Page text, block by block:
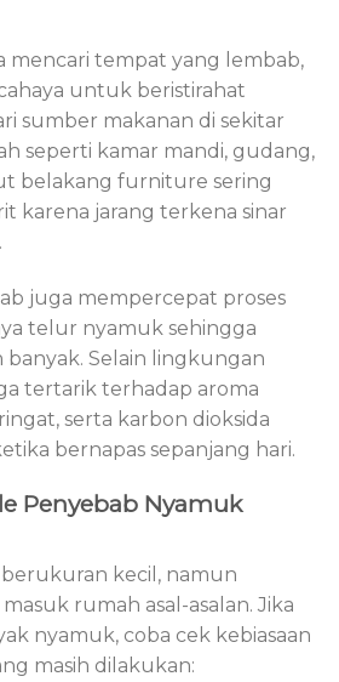
mencari tempat yang lembab,
untuk beristirahat
sumber makanan di sekitar
seperti kamar mandi, gudang,
belakang furniture sering
karena jarang terkena sinar
juga mempercepat proses
telur nyamuk sehingga
banyak. Selain lingkungan
tertarik terhadap aroma
serta karbon dioksida
bernapas sepanjang hari.
Penyebab Nyamuk
kecil, namun
rumah asal-asalan. Jika
nyamuk, coba cek kebiasaan
masih dilakukan: